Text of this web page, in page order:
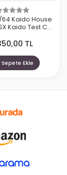
64 Kaido House
Kaido Test Car
TL
Sepete Ekle